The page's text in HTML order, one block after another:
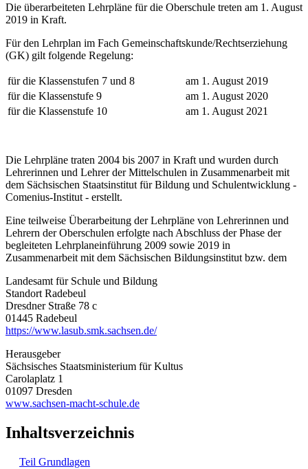
Die überarbeiteten Lehrpläne für die Oberschule treten am 1. August
2019 in Kraft.
Für den Lehrplan im Fach Gemeinschaftskunde/Rechtserziehung
(GK) gilt folgende Regelung:
für die Klassenstufen 7 und 8
am 1. August 2019
für die Klassenstufe 9
am 1. August 2020
für die Klassenstufe 10
am 1. August 2021
Die Lehrpläne traten 2004 bis 2007 in Kraft und wurden durch
Lehrerinnen und Lehrer der Mittelschulen in Zusammenarbeit mit
dem Sächsischen Staatsinstitut für Bildung und Schulentwicklung -
Comenius-Institut - erstellt.
Eine teilweise Überarbeitung der Lehrpläne von Lehrerinnen und
Lehrern der Oberschulen erfolgte nach Abschluss der Phase der
begleiteten Lehrplaneinführung 2009 sowie 2019 in
Zusammenarbeit mit dem Sächsischen Bildungsinstitut bzw. dem
Landesamt für Schule und Bildung
Standort Radebeul
Dresdner Straße 78 c
01445 Radebeul
https://www.lasub.smk.sachsen.de/
Herausgeber
Sächsisches Staatsministerium für Kultus
Carolaplatz 1
01097 Dresden
www.sachsen-macht-schule.de
Inhaltsverzeichnis
Teil Grundlagen